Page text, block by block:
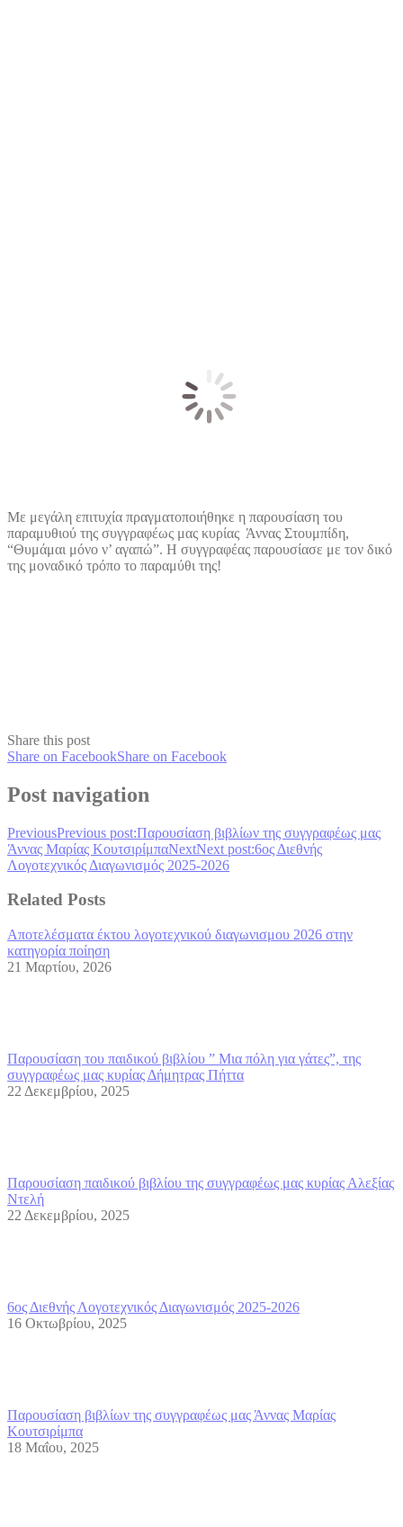
Mε μεγάλη επιτυχία πραγματοποιήθηκε η παρουσίαση του
παραμυθιού της συγγραφέως μας κυρίας Άννας Στουμπίδη,
“Θυμάμαι μόνο ν’ αγαπώ”. Η συγγραφέας παρουσίασε με τον δικό
της μοναδικό τρόπο το παραμύθι της!
Share this post
Share on FacebookShare on Facebook
Post navigation
PreviousPrevious post:Παρουσίαση βιβλίων της συγγραφέως μας
Άννας Μαρίας ΚουτσιρίμπαNextNext post:6ος Διεθνής
Λογοτεχνικός Διαγωνισμός 2025-2026
Related Posts
Αποτελέσματα έκτου λογοτεχνικού διαγωνισμου 2026 στην
κατηγορία ποίηση
21 Μαρτίου, 2026
Παρουσίαση του παιδικού βιβλίου ” Μια πόλη για γάτες”, της
συγγραφέως μας κυρίας Δήμητρας Πήττα
22 Δεκεμβρίου, 2025
Παρουσίαση παιδικού βιβλίου της συγγραφέως μας κυρίας Αλεξίας
Ντελή
22 Δεκεμβρίου, 2025
6ος Διεθνής Λογοτεχνικός Διαγωνισμός 2025-2026
16 Οκτωβρίου, 2025
Παρουσίαση βιβλίων της συγγραφέως μας Άννας Μαρίας
Κουτσιρίμπα
18 Μαΐου, 2025